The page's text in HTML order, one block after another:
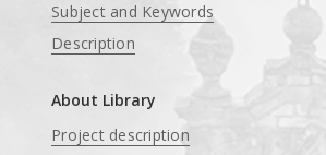
Subject and Keywords
Description
About Library
Project description